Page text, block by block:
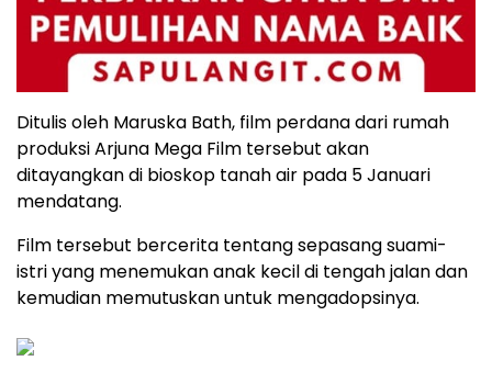
Ditulis oleh Maruska Bath, film perdana dari rumah
produksi Arjuna Mega Film tersebut akan
ditayangkan di bioskop tanah air pada 5 Januari
mendatang.
Film tersebut bercerita tentang sepasang suami-
istri yang menemukan anak kecil di tengah jalan dan
kemudian memutuskan untuk mengadopsinya.